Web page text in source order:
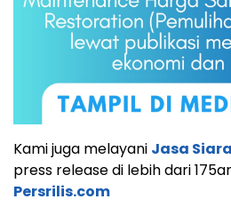
Kami juga melayani Jasa
press release di lebih dari
Persrilis.com